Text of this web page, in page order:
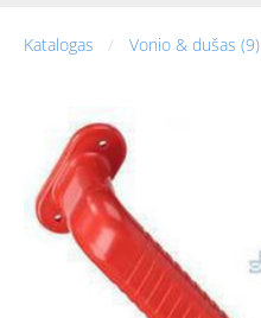
Katalogas Vonio & dušas (9)